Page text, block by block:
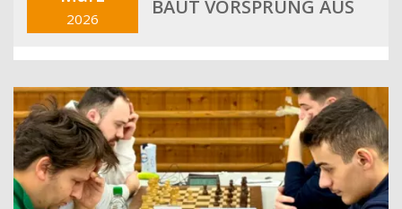
2026
BAUT VORSPRUNG AUS